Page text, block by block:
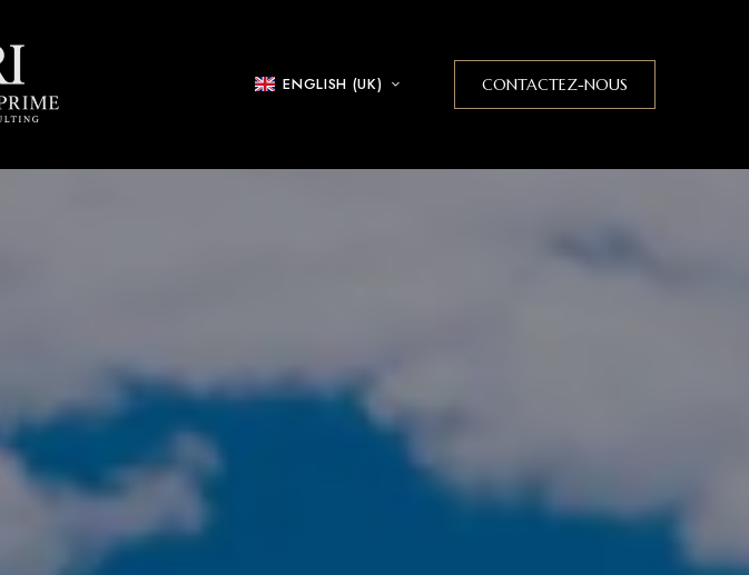
ENGLISH (UK) CONTACTEZ-NOUS